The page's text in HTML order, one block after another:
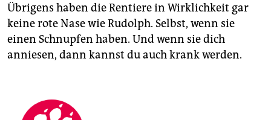
Übrigens haben die Rentiere in Wirklichkeit gar
keine rote Nase wie Rudolph. Selbst, wenn sie
einen Schnupfen haben. Und wenn sie dich
anniesen, dann kannst du auch krank werden.